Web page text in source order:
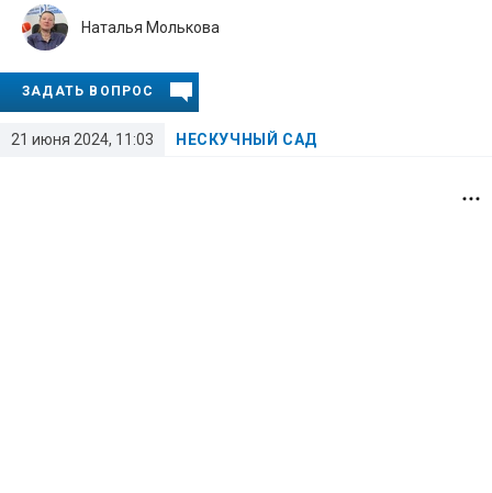
21 июня 2024, 11:03 НЕСКУЧНЫЙ САД
Наталья Молькова
ЗАДАТЬ ВОПРОС